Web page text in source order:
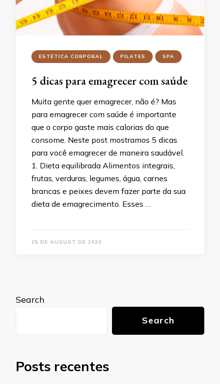
ESTÉTICA CORPORAL PILATES SPA
5 dicas para emagrecer com saúde
Muita gente quer emagrecer, não é? Mas
para emagrecer com saúde é importante
que o corpo gaste mais calorias do que
consome. Neste post mostramos 5 dicas
para você emagrecer de maneira saudável.
1. Dieta equilibrada Alimentos integrais,
frutas, verduras, legumes, água, carnes
brancas e peixes devem fazer parte da sua
dieta de emagrecimento. Esses …
25 DE AUGUST DE 2020
Search
Search
Posts recentes